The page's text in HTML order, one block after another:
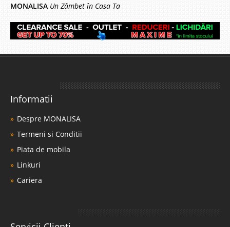
MONALISA Un Zâmbet în Casa Ta
Informatii
Despre MONALISA
Termeni si Conditii
Piata de mobila
Linkuri
Cariera